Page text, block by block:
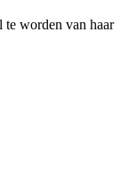
te worden van haar